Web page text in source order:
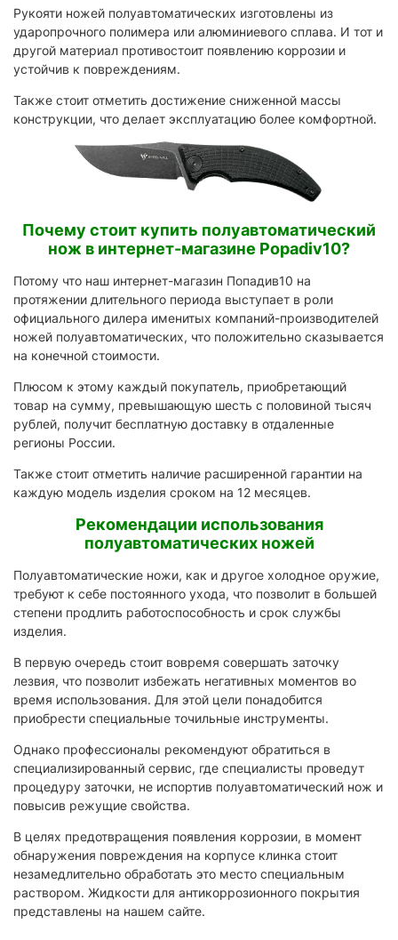
Рукояти ножей полуавтоматических изготовлены из
ударопрочного полимера или алюминиевого сплава. И тот и
другой материал противостоит появлению коррозии и
устойчив к повреждениям.
Также стоит отметить достижение сниженной массы
конструкции, что делает эксплуатацию более комфортной.
Почему стоит купить полуавтоматический
нож в интернет-магазине Popadiv10?
Потому что наш интернет-магазин Попадив10 на
протяжении длительного периода выступает в роли
официального дилера именитых компаний-производителей
ножей полуавтоматических, что положительно сказывается
на конечной стоимости.
Плюсом к этому каждый покупатель, приобретающий
товар на сумму, превышающую шесть с половиной тысяч
рублей, получит бесплатную доставку в отдаленные
регионы России.
Также стоит отметить наличие расширенной гарантии на
каждую модель изделия сроком на 12 месяцев.
Рекомендации использования
полуавтоматических ножей
Полуавтоматические ножи, как и другое холодное оружие,
требуют к себе постоянного ухода, что позволит в большей
степени продлить работоспособность и срок службы
изделия.
В первую очередь стоит вовремя совершать заточку
лезвия, что позволит избежать негативных моментов во
время использования. Для этой цели понадобится
приобрести специальные точильные инструменты.
Однако профессионалы рекомендуют обратиться в
специализированный сервис, где специалисты проведут
процедуру заточки, не испортив полуавтоматический нож и
повысив режущие свойства.
В целях предотвращения появления коррозии, в момент
обнаружения повреждения на корпусе клинка стоит
незамедлительно обработать это место специальным
раствором. Жидкости для антикоррозионного покрытия
представлены на нашем сайте.